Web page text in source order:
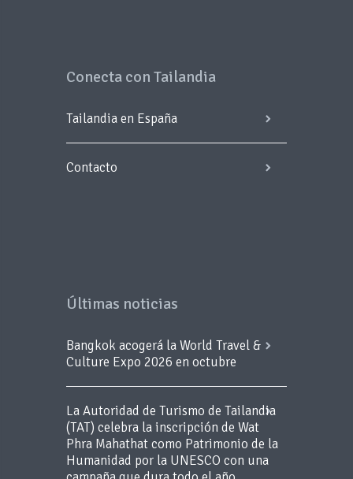
Conecta con Tailandia
Tailandia en España
Contacto
Últimas noticias
Bangkok acogerá la World Travel &
Culture Expo 2026 en octubre
La Autoridad de Turismo de Tailandia
(TAT) celebra la inscripción de Wat
Phra Mahathat como Patrimonio de la
Humanidad por la UNESCO con una